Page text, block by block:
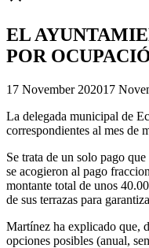
EL
POR
17 November 202017
La delegada municipal de
correspondientes al mes de
Se trata de un solo pago
se acogieron al pago
montante total de unos
de sus terrazas para
Martínez ha explicado que,
opciones posibles (anual,